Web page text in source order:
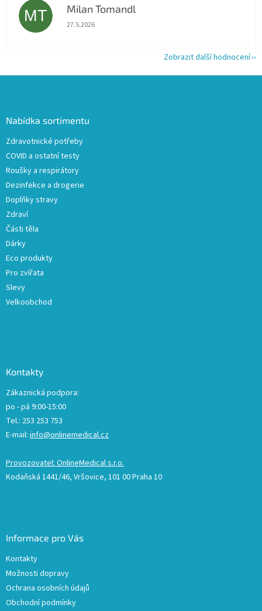
MT Milan Tomandl
Hodnocení obchodu je 5 z 5 hvězdiček.
27.5.2026
Zobrazit další hodnocení
Nabídka sortimentu
Zdravotnické potřeby
COVID a ostatní testy
Roušky a respirátory
Dezinfekce a drogerie
Doplňky stravy
Zdraví
Části těla
Dárky
Eco produkty
Pro zvířata
Slevy
Velkoobchod
Kontakty
Zákaznická podpora:
po - pá 9:00-15:00
Tel.: 253 253 753
E-mail: info@onlinemedical.cz
Provozovatel: OnlineMedical s.r.o.
Kodaňská 1441/46, Vršovice, 101 00 Praha 10
Informace pro Vás
Kontakty
Možnosti dopravy
Ochrana osobních údajů
Obchodní podmínky